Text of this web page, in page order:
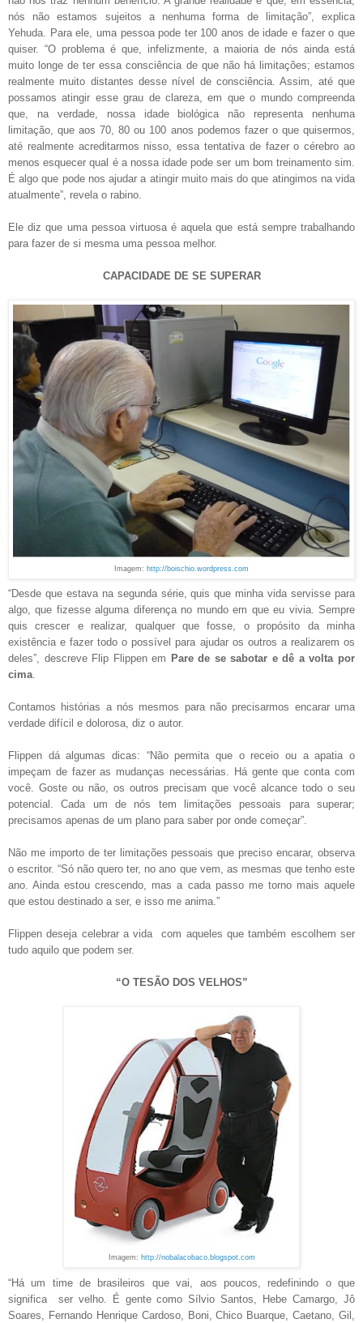
nós não estamos sujeitos a nenhuma forma de limitação”, explica
Yehuda. Para ele, uma pessoa pode ter 100 anos de idade e fazer o que
quiser. “O problema é que, infelizmente, a maioria de nós ainda está
muito longe de ter essa consciência de que não há limitações; estamos
realmente muito distantes desse nível de consciência. Assim, até que
possamos atingir esse grau de clareza, em que o mundo compreenda
que, na verdade, nossa idade biológica não representa nenhuma
limitação, que aos 70, 80 ou 100 anos podemos fazer o que quisermos,
até realmente acreditarmos nisso, essa tentativa de fazer o cérebro ao
menos esquecer qual é a nossa idade pode ser um bom treinamento sim.
É algo que pode nos ajudar a atingir muito mais do que atingimos na vida
atualmente”, revela o rabino.
Ele diz que uma pessoa virtuosa é aquela que está sempre trabalhando
para fazer de si mesma uma pessoa melhor.
CAPACIDADE DE SE SUPERAR
Imagem: http://boischio.wordpress.com
“Desde que estava na segunda série, quis que minha vida servisse para
algo, que fizesse alguma diferença no mundo em que eu vivia. Sempre
quis crescer e realizar, qualquer que fosse, o propósito da minha
existência e fazer todo o possível para ajudar os outros a realizarem os
deles”, descreve Flip Flippen em Pare de se sabotar e dê a volta por
cima.
Contamos histórias a nós mesmos para não precisarmos encarar uma
verdade difícil e dolorosa, diz o autor.
Flippen dá algumas dicas: “Não permita que o receio ou a apatia o
impeçam de fazer as mudanças necessárias. Há gente que conta com
você. Goste ou não, os outros precisam que você alcance todo o seu
potencial. Cada um de nós tem limitações pessoais para superar;
precisamos apenas de um plano para saber por onde começar”.
Não me importo de ter limitações pessoais que preciso encarar, observa
o escritor. “Só não quero ter, no ano que vem, as mesmas que tenho este
ano. Ainda estou crescendo, mas a cada passo me torno mais aquele
que estou destinado a ser, e isso me anima.”
Flippen deseja celebrar a vida com aqueles que também escolhem ser
tudo aquilo que podem ser.
“O TESÃO DOS VELHOS”
Imagem: http://nobalacobaco.blogspot.com
“Há um time de brasileiros que vai, aos poucos, redefinindo o que
significa ser velho. É gente como Sílvio Santos, Hebe Camargo, Jô
Soares, Fernando Henrique Cardoso, Boni, Chico Buarque, Caetano, Gil,